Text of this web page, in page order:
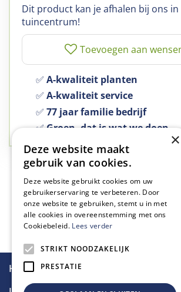
Dit product kan je afhalen bij ons
tuincentrum!
✅ A-kwaliteit planten
✅ A-kwaliteit service
✅ 77 jaar familie bedrijf
✅Groen, dat is wat we doen
Omschrijving
Specificaties
Merk
Handige links
×
Deze website maakt
gebruik van cookies.
Deze website gebruikt cookies om uw
gebruikerservaring te verbeteren. Door
onze website te gebruiken, stemt u in met
alle cookies in overeenstemming met ons
Cookiebeleid. Lees verder
STRIKT NOODZAKELIJK
PRESTATIE